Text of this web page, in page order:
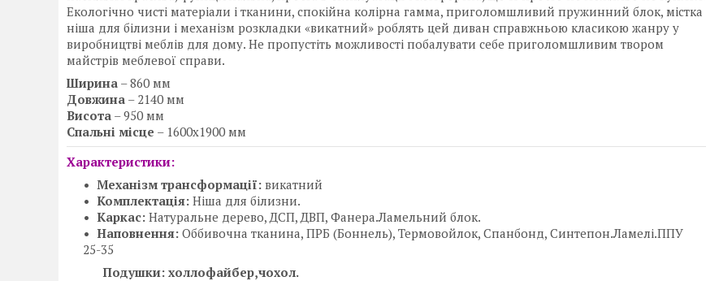
Екологічно чисті матеріали і тканини, спокійна колірна гамма, приголомшливий пружинний блок, містка
ніша для білизни і механізм розкладки «викатний» роблять цей диван справжньою класикою жанру у
виробництві меблів для дому. Не пропустіть можливості побалувати себе приголомшливим твором
майстрів меблевої справи.
Ширина – 860 мм
Довжина – 2140 мм
Висота – 950 мм
Спальні місце – 1600х1900 мм
Характеристики:
Механізм трансформації: викатний
Комплектація: Ніша для білизни.
Каркас: Натуральне дерево, ДСП, ДВП, Фанера.Ламельний блок.
Наповнення: Оббивочна тканина, ПРБ (Боннель), Термовойлок, Спанбонд, Синтепон.Ламелі.ППУ
25-35
Подушки: холлофайбер,чохол.